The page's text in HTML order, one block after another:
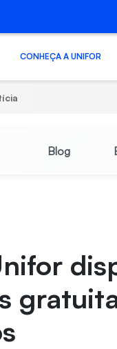
CONHEÇA A UNIFOR
Blog